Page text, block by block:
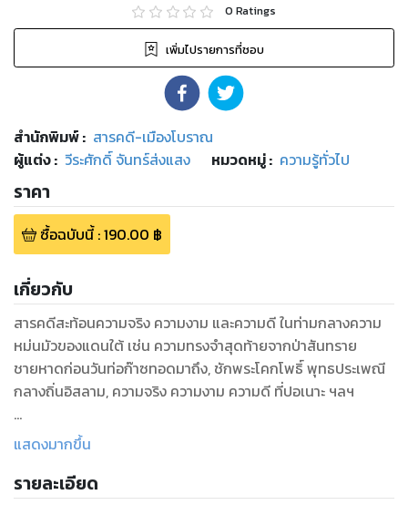
0 Ratings
เพิ่มไปรายการที่ชอบ
สำนักพิมพ์: สารคดี-เมืองโบราณ
ผู้แต่ง : วีระศักดิ์ จันทร์ส่งแสง หมวดหมู่: ความรู้ทั่วไป
ราคา
ซื้อฉบับนี้:190.00 ฿
เกี่ยวกับ
สารคดีสะท้อนความจริง ความงาม และความดี ในท่ามกลางความ
หม่นมัวของแดนใต้ เช่น ความทรงจำสุดท้ายจากป่าสันทราย
ชายหาดก่อนวันท่อก๊าซทอดมาถึง, ชักพระโคกโพธิ์ พุทธประเพณี
กลางถิ่นอิสลาม, ความจริง ความงาม ความดี ที่ปอเนาะ ฯลฯ
**รางวัลรองชนะเลิศ เซเว่นบุ๊คอวอร์ด ประจำปี ๒๕๕๑
แสดงมากขึ้น
รายละเอียด